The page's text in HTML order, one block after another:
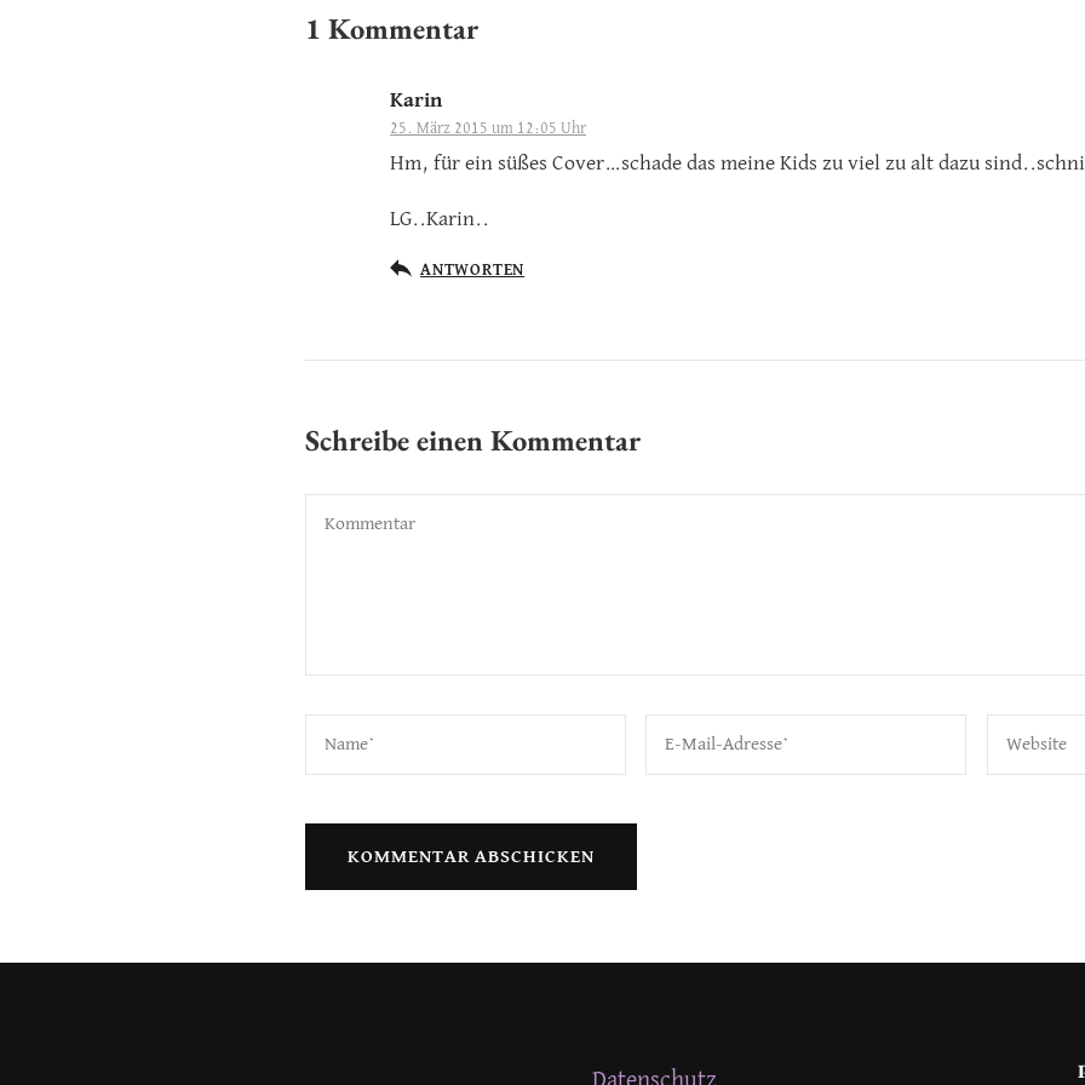
1 Kommentar
Karin
25. März 2015 um 12:05 Uhr
Hm, für ein süßes Cover…schade das meine Kids zu viel zu alt dazu
LG..Karin..
ANTWORTEN
Schreibe einen Kommentar
Datenschutz